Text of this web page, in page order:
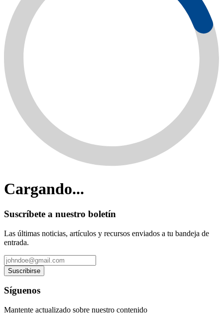
Cargando...
Suscríbete a nuestro boletín
Las últimas noticias, artículos y recursos enviados a tu bandeja de
entrada.
Suscribirse
Síguenos
Mantente actualizado sobre nuestro contenido